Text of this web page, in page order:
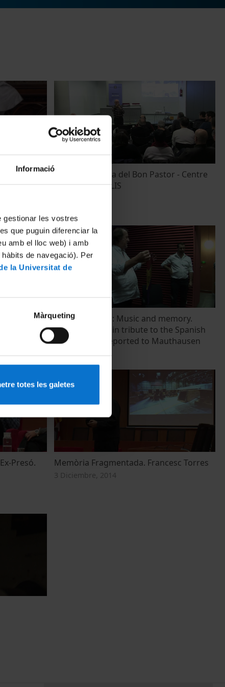
Informació
gestionar les vostres
que puguin diferenciar la
amb el lloc web) i amb
de navegació). Per
la Universitat de
Màrqueting
totes les galetes
Fem la Memoria del Bon Pastor - Centre
de Recerca POLIS
Francisco Ortiz: Music and memory.
Guitar concert in tribute to the Spanish
Republicans deported to Mauthausen
27 Mayo, 2015
Presó.
Memòria Fragmentada. Francesc Torres
3 Diciembre, 2014